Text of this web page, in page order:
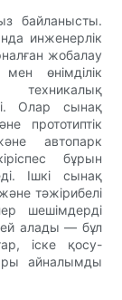
байланысты.
инженерлік
жобалау
өнімділік
Олар сынақ
прототиптік
автопарк
бұрын
Ішкі сынақ
тәжірибелі
шешімдерді
алады — бұл
іске қосу-
айналымды